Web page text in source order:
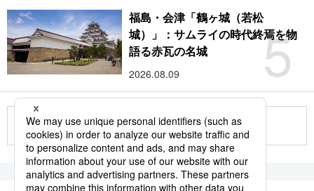
5
福島・会津「鶴ヶ城（若松
城）」：サムライの時代終焉を物
語る赤瓦の名城
2026.08.09
もっと見る